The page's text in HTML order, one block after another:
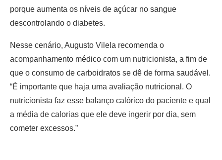
porque aumenta os níveis de açúcar no sangue
descontrolando o diabetes.
Nesse cenário, Augusto Vilela recomenda o
acompanhamento médico com um nutricionista, a fim de
que o consumo de carboidratos se dê de forma saudável.
“É importante que haja uma avaliação nutricional. O
nutricionista faz esse balanço calórico do paciente e qual
a média de calorias que ele deve ingerir por dia, sem
cometer excessos.”